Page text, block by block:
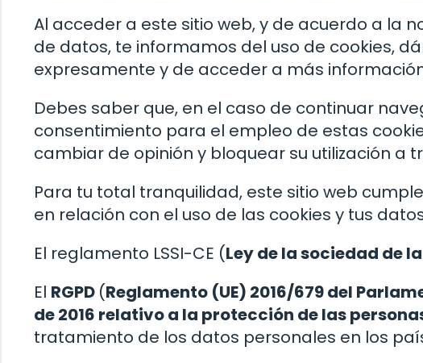
Al acceder a este sitio web, y de acuerdo a la
de datos, te informamos del uso de cookies,
expresamente y de acceder a más
Debes saber que, en el caso de continuar
consentimiento para el empleo de estas
cambiar de opinión y bloquear su utilización a
Para tu total tranquilidad, este sitio web
en relación con el uso de las cookies y tus
El reglamento LSSI-CE (Ley de la sociedad de
El RGPD (Reglamento (UE) 2016/679 del
de 2016 relativo a la protección de las
tratamiento de los datos personales en los